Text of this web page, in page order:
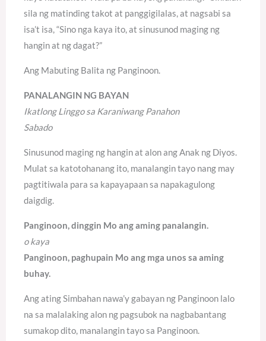
sila ng matinding takot at panggigilalas, at nagsabi sa
isa’t isa, “Sino nga kaya ito, at sinusunod maging ng
hangin at ng dagat?”
Ang Mabuting Balita ng Panginoon.
PANALANGIN NG BAYAN
Ikatlong Linggo sa Karaniwang Panahon
Sabado
Sinusunod maging ng hangin at alon ang Anak ng Diyos.
Mulat sa katotohanang ito, manalangin tayo nang may
pagtitiwala para sa kapayapaan sa napakagulong
daigdig.
Panginoon, dinggin Mo ang aming panalangin.
o kaya
Panginoon, paghupain Mo ang mga unos sa aming
buhay.
Ang ating Simbahan nawa’y gabayan ng Panginoon lalo
na sa malalaking alon ng pagsubok na nagbabantang
sumakop dito, manalangin tayo sa Panginoon.